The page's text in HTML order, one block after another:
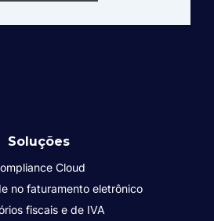
Soluções
Cloud
no faturamento eletrônico
fiscais e de IVA